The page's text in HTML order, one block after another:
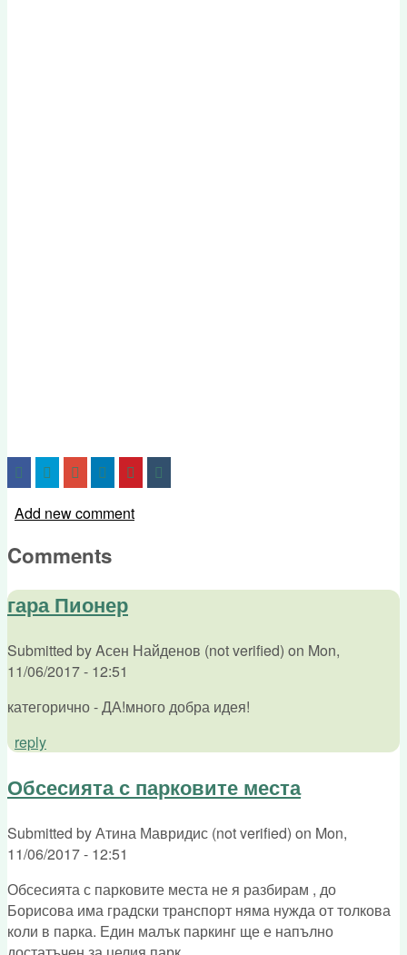
Add new comment
Comments
гара Пионер
Submitted byAсен Найденов (not verified) on Mon,
11/06/2017 - 12:51
категорично - ДА!много добра идея!
reply
Обсесията с парковите места
Submitted byАтина Мавридис (not verified) on Mon,
11/06/2017 - 12:51
Обсесията с парковите места не я разбирам , до
Борисова има градски транспорт няма нужда от толкова
коли в парка. Един малък паркинг ще е напълно